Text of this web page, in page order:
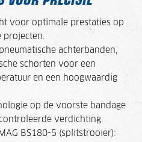
voor optimale prestaties op
achterbanden,
schorten voor een
en een hoogwaardig
op de voorste bandage
verdichting.
BS180-5 (splitstrooier):